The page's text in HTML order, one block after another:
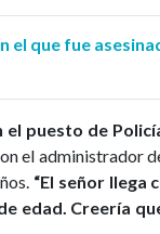
el que fue
puesto de
el administrador
“El señor llega
edad. Creería